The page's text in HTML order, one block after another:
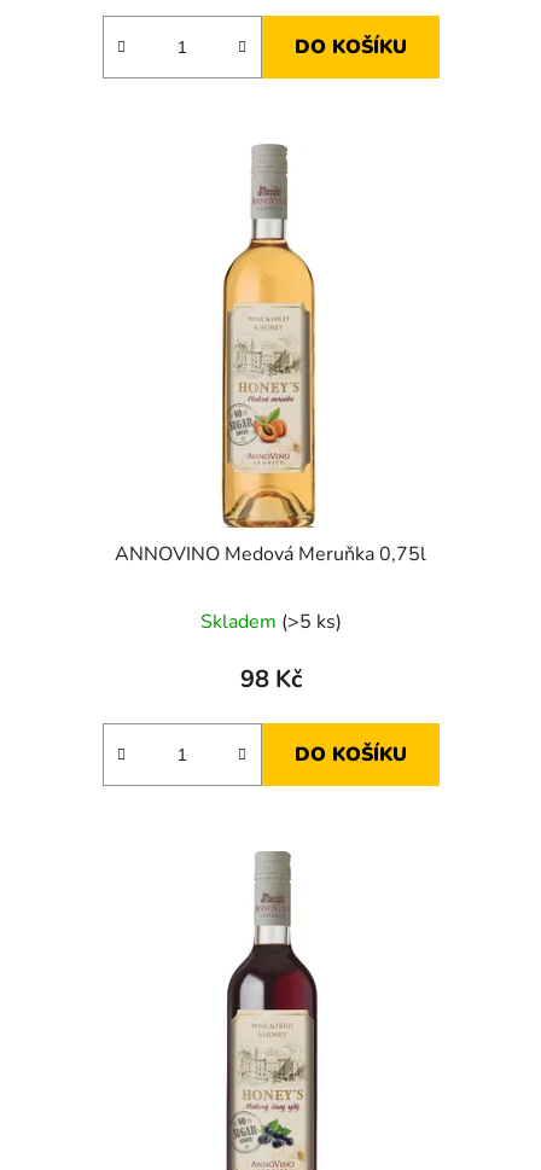
DO KOŠÍKU
ANNOVINO Medová Meruňka 0,75l
Skladem (>5 ks)
98 Kč
DO KOŠÍKU